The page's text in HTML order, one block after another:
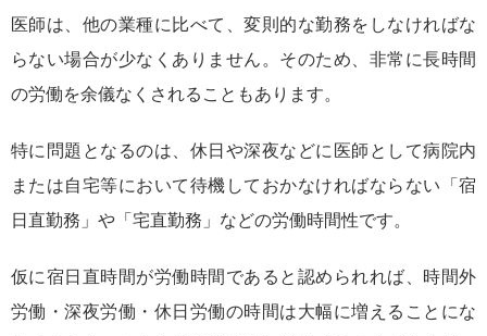
医師は、他の業種に比べて、変則的な勤務をしなければな
らない場合が少なくありません。そのため、非常に長時間
の労働を余儀なくされることもあります。
特に問題となるのは、休日や深夜などに医師として病院内
または自宅等において待機しておかなければならない「宿
日直勤務」や「宅直勤務」などの労働時間性です。
仮に宿日直時間が労働時間であると認められれば、時間外
労働・深夜労働・休日労働の時間は大幅に増えることにな